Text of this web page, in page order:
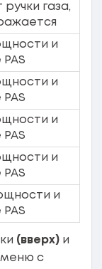
газа,
и
и
и
и
и
(вверх) и
меню с